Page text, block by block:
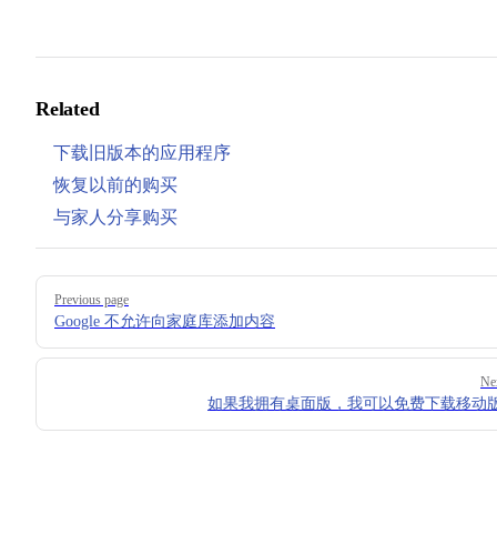
Related
下载旧版本的应用程序
恢复以前的购买
与家人分享购买
Pager
Previous page
Google 不允许向家庭库添加内容
如果我拥有桌面版，我可以免费下载移动